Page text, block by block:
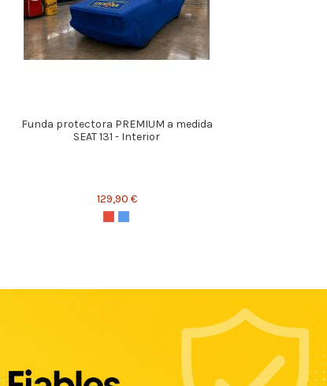
Funda protectora PREMIUM a medida
SEAT 131 - Interior
129,90 €